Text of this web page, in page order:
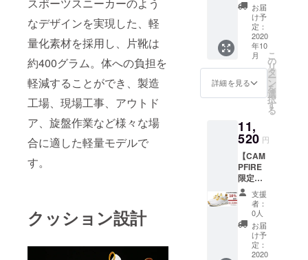
なデザインを実現した、軽
量化素材を採用し、片靴は
約400グラム。体への負担を
軽減することができ、製造
工場、現場工事、アウトド
ア、旋盤作業など様々な場
合に適した軽量モデルで
す。
クッション設計
一般販
売予定
価格
12,800
す。 ※
送料込
の価格
となり
ます。
※商品の
仕様、
デザイ
部変更
になる
可能性
もござ
いま
す。ご
了承く
ださ
い。 ※
一般販
売予定
価格
12,800
XIWEIH
U×1 ※3
色お選
びいた
だけま
す。
※2020
年10月
上旬に
お届け
定です
が、生
産、配
送状況
により
遅れる
可能性
もござ
いま
す。 ※
送料込
の価格
となり
お届
け予
定：
2020
年10
月
詳細を見る
こ
の
リ
タ
ー
ン
を
選
択
す
る
11,
520 円
【CAM
PFIRE
限定
10％OF
F】 ス
ニー
カー
XIWEIH
U×1 ※3
色お選
支援
者：
0人
お届
け予
定：
2020